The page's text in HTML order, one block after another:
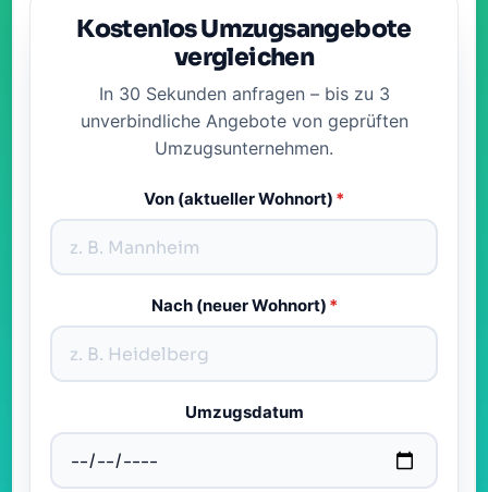
Kostenlos Umzugsangebote
vergleichen
In 30 Sekunden anfragen – bis zu 3
unverbindliche Angebote von geprüften
Umzugsunternehmen.
Von (aktueller Wohnort) *
Nach (neuer Wohnort) *
Umzugsdatum